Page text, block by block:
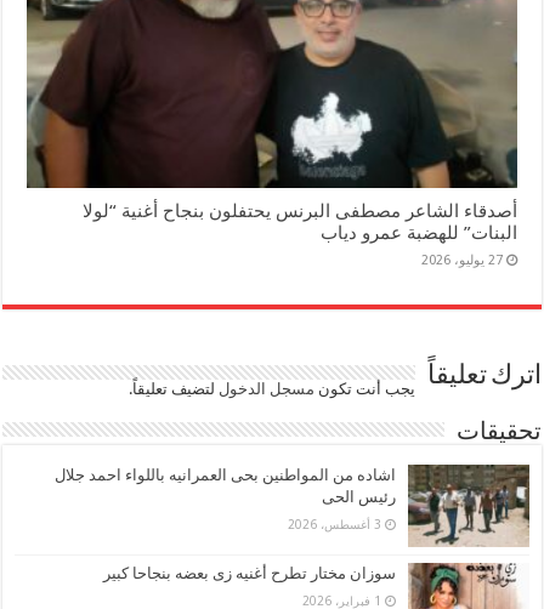
أصدقاء الشاعر مصطفى البرنس يحتفلون بنجاح أغنية “لولا
البنات” للهضبة عمرو دياب
27 يوليو، 2026
اترك تعليقاً يجب أنت تكون مسجل الدخول لتضيف تعليقاً.
تحقيقات
اشاده من المواطنين بحى العمرانيه باللواء احمد جلال
رئيس الحى
3 أغسطس، 2026
سوزان مختار تطرح أغنيه زى بعضه بنجاحا كبير
1 فبراير، 2026